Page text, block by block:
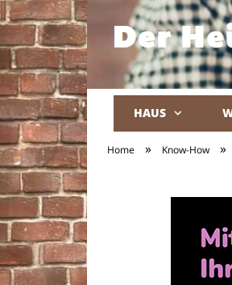
HAUS
Home » Know-How »